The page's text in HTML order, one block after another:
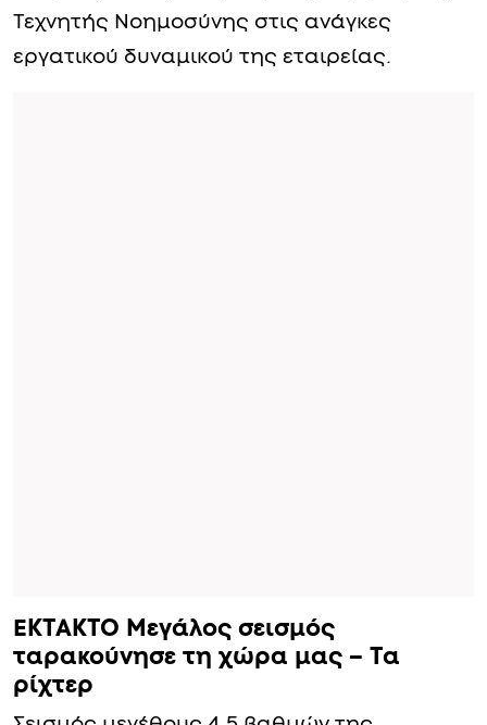
Τεχνητής Νοημοσύνης στις ανάγκες
εργατικού δυναμικού της εταιρείας.
ΕΚΤΑΚΤΟ Μεγάλος σεισμός
ταρακούνησε τη χώρα μας – Τα
ρίχτερ